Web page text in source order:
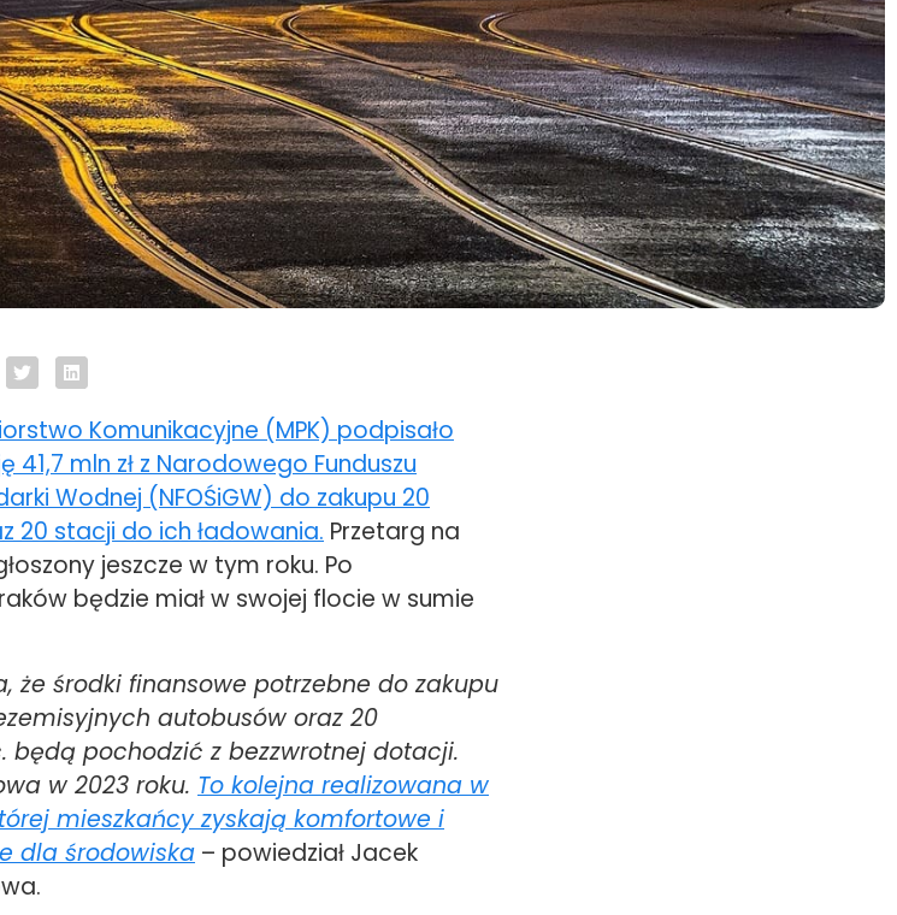
Komunikacyjne (MPK) podpisało
mln zł z Narodowego Funduszu
Wodnej (NFOŚiGW) do zakupu 20
20 stacji do ich ładowania. Przetarg na
jeszcze w tym roku. Po
będzie miał w swojej flocie w sumie
że środki finansowe potrzebne do zakupu
autobusów oraz 20
będą pochodzić z bezzwrotnej dotacji.
w 2023 roku. To kolejna realizowana w
mieszkańcy zyskają komfortowe i
dla środowiska – powiedział Jacek